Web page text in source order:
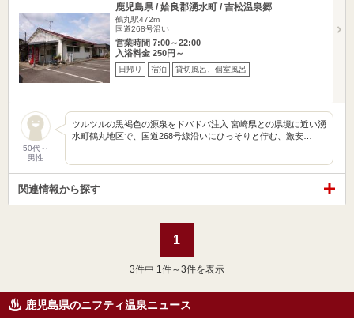
鹿児島県 / 姶良郡湧水町 / 吉松温泉郷
鶴丸駅472m
国道268号沿い
営業時間 7:00～22:00
入浴料金 250円～
日帰り 宿泊 貸切風呂、個室風呂
50代～
男性
ツルツルの黒褐色の源泉をドバドバ注入 宮崎県との県境に近い湧
水町鶴丸地区で、国道268号線沿いにひっそりと佇む、激安…
関連情報から探す
1
3件中 1件～3件を表示
鹿児島県のニフティ温泉ニュース